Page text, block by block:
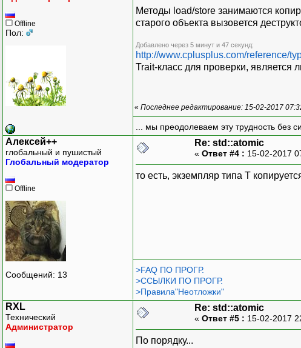
Offline
Пол:
Методы load/store занимаются
старого объекта вызовется
Добавлено через 5 минут и 47 секунд:
http://www.cplusplus.com/reference/
Trait-класс для проверки, является
« Последнее редактирование: 15-02-2017
... мы преодолеваем эту трудность без
Алексей++
глобальный и пушистый
Глобальный модератор
Offline
Сообщений: 13
Re: std::atomic
« Ответ #4 : 15-02-2017
то есть, экземпляр типа T
>FAQ ПО ПРОГР.
>ССЫЛКИ ПО ПРОГР.
>Правила"Неотложки"
RXL
Технический
Администратор
Re: std::atomic
« Ответ #5 : 15-02-2017
По порядку...